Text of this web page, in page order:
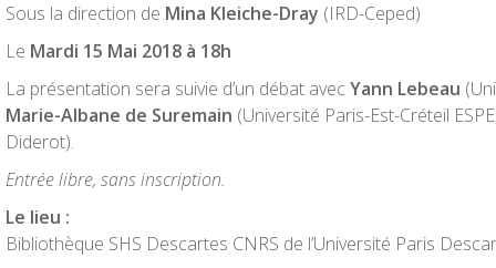
Sous la direction de Mina Kleiche-Dray (IRD-Ceped)
Le Mardi 15 Mai 2018 à 18h
La présentation sera suivie d’un débat avec Yann Lebeau
Marie-Albane de Suremain (Université Paris-Est-Créteil
Diderot).
Entrée libre, sans inscription.
Le lieu :
Bibliothèque SHS Descartes CNRS de l’Université Paris